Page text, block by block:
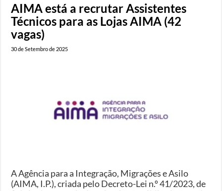
AIMA está a recrutar Assistentes
Técnicos para as Lojas AIMA (42
vagas)
30 de Setembro de 2025
A Agência para a Integração, Migrações e Asilo
(AIMA, I.P.), criada pelo Decreto-Lei n.º 41/2023, de